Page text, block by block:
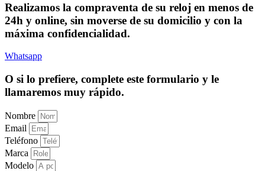
Realizamos la compraventa de su reloj en menos de
24h y online, sin moverse de su domicilio y con la
máxima confidencialidad.
Whatsapp
O si lo prefiere, complete este formulario y le
llamaremos muy rápido.
Nombre
Email
Teléfono
Marca
Modelo